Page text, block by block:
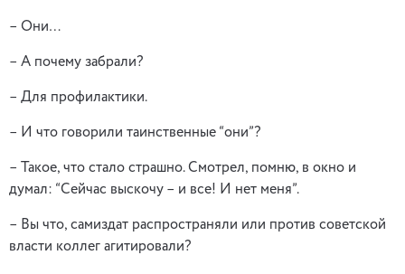
– Они…
– А почему забрали?
– Для профилактики.
– И что говорили таинственные “они”?
– Такое, что стало страшно. Смотрел, помню, в окно и
думал: “Сейчас выскочу – и все! И нет меня”.
– Вы что, самиздат распространяли или против советской
власти коллег агитировали?